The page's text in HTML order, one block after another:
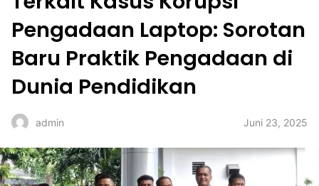
Pengadaan Laptop: Sorotan
Baru Praktik Pengadaan di
Dunia Pendidikan
admin Juni 23, 2025